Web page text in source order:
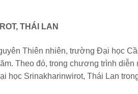
THÁI LAN
Thiên nhiên, trường Đại học
Theo đó, trong chương trình
học Srinakharinwirot, Thái Lan